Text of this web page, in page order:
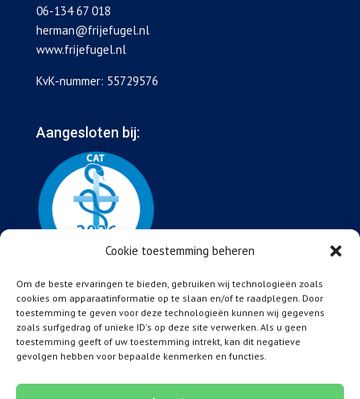
Cookie toestemming beheren
Om de beste ervaringen te bieden, gebruiken wij technologieën zoals
cookies om apparaatinformatie op te slaan en/of te raadplegen. Door
toestemming te geven voor deze technologieën kunnen wij gegevens
zoals surfgedrag of unieke ID's op deze site verwerken. Als u geen
toestemming geeft of uw toestemming intrekt, kan dit negatieve
gevolgen hebben voor bepaalde kenmerken en functies.
06-134 67 018
herman@frijefugel.nl
www.frijefugel.nl
KvK-nummer: 55729576
Aangesloten bij:
Algemene voorwaarden
Disclaimer
Privacybeleid
Klachtenregeling Cookies